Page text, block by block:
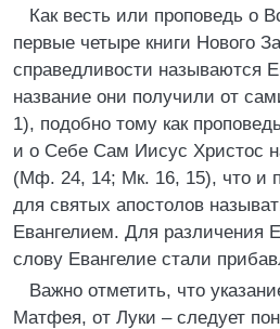
Как весть или проповедь о
первые четыре книги Нового
справедливости называются
название они получили от
1), подобно тому как
и о Себе Сам Иисус Христос
(Мф. 24, 14; Мк. 16, 15), что и
для святых апостолов
Евангелием. Для различения
слову Евангелие стали
Важно отметить, что
Матфея, от Луки – следует